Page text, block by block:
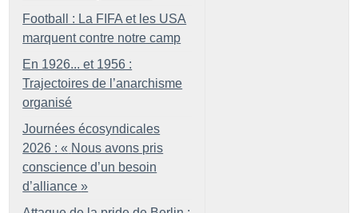
Football : La FIFA et les USA
marquent contre notre camp
En 1926... et 1956 :
Trajectoires de l’anarchisme
organisé
Journées écosyndicales
2026 : « Nous avons pris
conscience d’un besoin
d’alliance »